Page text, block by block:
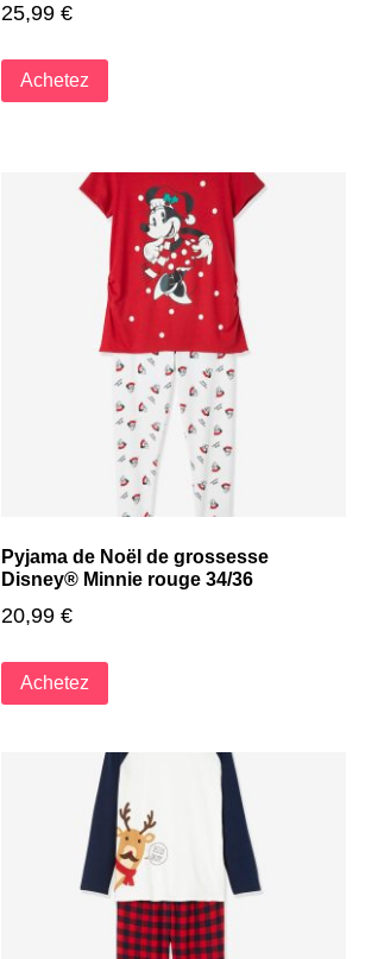
25,99 €
Achetez
Pyjama de Noël de grossesse
Disney® Minnie rouge 34/36
20,99 €
Achetez